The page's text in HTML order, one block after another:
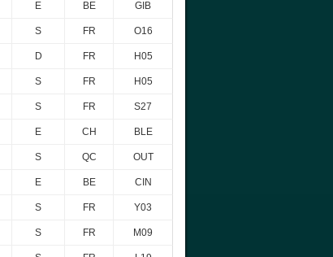
E BE GIB
S FR O16
D FR H05
S FR H05
S FR S27
E CH BLE
S QC OUT
E BE CIN
S FR Y03
S FR M09